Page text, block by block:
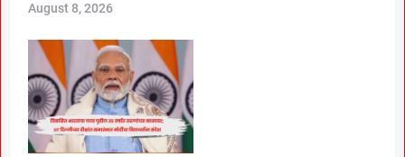
August 8, 2026